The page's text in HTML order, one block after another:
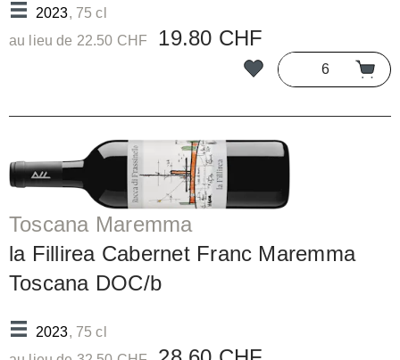
2023, 75 cl
au lieu de 22.50 CHF
19.80 CHF
Toscana Maremma
la Fillirea Cabernet Franc Maremma
Toscana DOC/b
2023, 75 cl